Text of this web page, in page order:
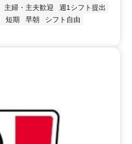
主婦・主夫歓迎
週1シフト提出
短期 早朝
シフト自由